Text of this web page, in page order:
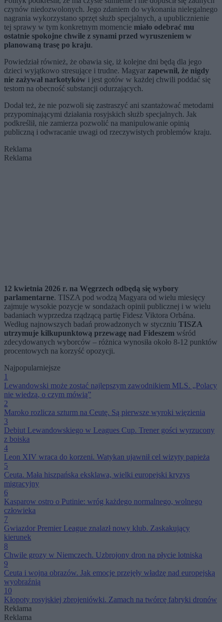
czynów niedozwolonych. Jego zdaniem do wykonania nielegalnego
nagrania wykorzystano sprzęt służb specjalnych, a upublicznienie
tej sprawy w tym konkretnym momencie miało odebrać mu
ostatnie spokojne chwile z synami przed wyruszeniem w
planowaną trasę po kraju.
Powiedział również, że obawia się, iż kolejne dni będą dla jego
dzieci wyjątkowo stresujące i trudne. Magyar zapewnił, że nigdy
nie zażywał narkotyków i jest gotów w każdej chwili poddać się
testom na obecność substancji odurzających.
Dodał też, że nie pozwoli się zastraszyć ani szantażować metodami
przypominającymi działania rosyjskich służb specjalnych. Jak
podkreślił, nie zamierza pozwolić na manipulowanie opinią
publiczną i odwracanie uwagi od rzeczywistych problemów kraju.
Reklama
Reklama
12 kwietnia 2026 r. na Węgrzech odbędą się wybory
parlamentarne. TISZA pod wodzą Magyara od wielu miesięcy
zajmuje wysokie pozycje w sondażach opinii publicznej i w wielu
badaniach wyprzedza rządzącą partię Fidesz Viktora Orbána.
Według najnowszych badań prowadzonych w styczniu TISZA
utrzymuje kilkupunktową przewagę nad Fideszem wśród
zdecydowanych wyborców – różnica wynosiła około 8-12 punktów
procentowych na korzyść opozycji.
Najpopularniejsze
1
Lewandowski może zostać najlepszym zawodnikiem MLS. „Polacy
nie wiedzą, o czym mówią”
2
Maroko rozlicza szturm na Ceutę. Są pierwsze wyroki więzienia
3
Debiut Lewandowskiego w Leagues Cup. Trener gości wyrzucony
z boiska
4
Leon XIV wraca do korzeni. Watykan ujawnił cel wizyty papieża
5
Ceuta. Mała hiszpańska eksklawa, wielki europejski kryzys
migracyjny
6
Kasparow ostro o Putinie: wróg każdego normalnego, wolnego
człowieka
7
Gwiazdor Premier League znalazł nowy klub. Zaskakujący
kierunek
8
Chwile grozy w Niemczech. Uzbrojony dron na płycie lotniska
9
Ceuta i wojna obrazów. Jak emocje przejęły władzę nad europejską
wyobraźnią
10
Kłopoty rosyjskiej zbrojeniówki. Zamach na twórcę fabryki dronów
Reklama
Reklama